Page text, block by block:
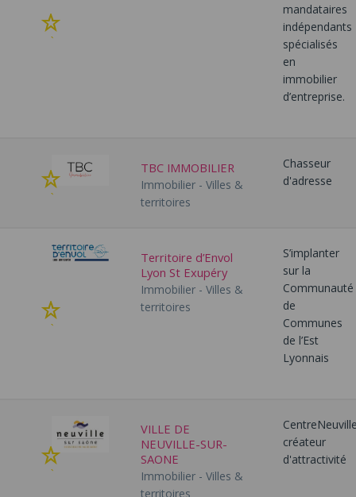
à
mandataires
indépendants
spécialisés
en
immobilier
d’entreprise.
Ajouter
à
TBC IMMOBILIER
Immobilier - Villes &
territoires
Chasseur
d'adresse
à
Territoire d’Envol
Lyon St Exupéry
Immobilier - Villes &
territoires
S’implanter
sur la
Communauté
de
Communes
de l’Est
Lyonnais
à
VILLE DE
NEUVILLE-SUR-
SAONE
Immobilier - Villes &
territoires
créateur
d'attractivité